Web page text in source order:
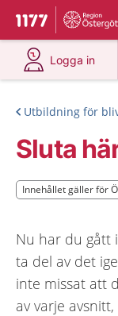
Till startsidan för
Du har
Logga in
på 1177.se
Utbildning för
Sluta
Innehållet gäller för
Innehållet gäller för
Nu har du gått
ta del av det
inte missat att
av varje